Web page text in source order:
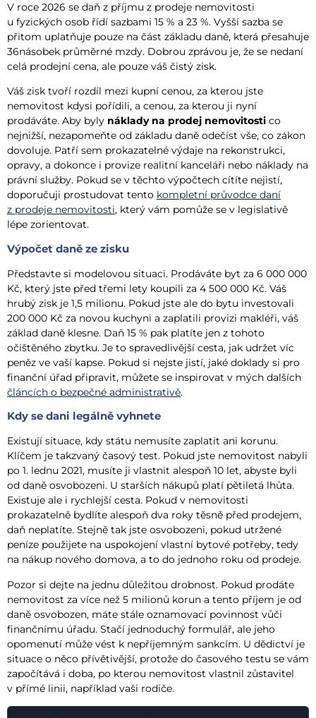
V roce 2026 se daň z příjmu z prodeje nemovitosti
u fyzických osob řídí sazbami 15 % a 23 %. Vyšší sazba se
přitom uplatňuje pouze na část základu daně, která přesahuje
36násobek průměrné mzdy. Dobrou zprávou je, že se nedaní
celá prodejní cena, ale pouze váš čistý zisk.
Váš zisk tvoří rozdíl mezi kupní cenou, za kterou jste
nemovitost kdysi pořídili, a cenou, za kterou ji nyní
prodáváte. Aby byly náklady na prodej nemovitosti co
nejnižší, nezapomeňte od základu daně odečíst vše, co zákon
dovoluje. Patří sem prokazatelné výdaje na rekonstrukci,
opravy, a dokonce i provize realitní kanceláři nebo náklady na
právní služby. Pokud se v těchto výpočtech cítíte nejistí,
doporučuji prostudovat tento kompletní průvodce daní
z prodeje nemovitosti, který vám pomůže se v legislativě
lépe zorientovat.
Výpočet daně ze zisku
Představte si modelovou situaci. Prodáváte byt za 6 000 000
Kč, který jste před třemi lety koupili za 4 500 000 Kč. Váš
hrubý zisk je 1,5 milionu. Pokud jste ale do bytu investovali
200 000 Kč za novou kuchyni a zaplatili provizi makléři, váš
základ daně klesne. Daň 15 % pak platíte jen z tohoto
očištěného zbytku. Je to spravedlivější cesta, jak udržet víc
peněz ve vaší kapse. Pokud si nejste jistí, jaké doklady si pro
finanční úřad připravit, můžete se inspirovat v mých dalších
článcích o bezpečné administrativě.
Kdy se dani legálně vyhnete
Existují situace, kdy státu nemusíte zaplatit ani korunu.
Klíčem je takzvaný časový test. Pokud jste nemovitost nabyli
po 1. lednu 2021, musíte ji vlastnit alespoň 10 let, abyste byli
od daně osvobozeni. U starších nákupů platí pětiletá lhůta.
Existuje ale i rychlejší cesta. Pokud v nemovitosti
prokazatelně bydlíte alespoň dva roky těsně před prodejem,
daň neplatíte. Stejně tak jste osvobozeni, pokud utržené
peníze použijete na uspokojení vlastní bytové potřeby, tedy
na nákup nového domova, a to do jednoho roku od prodeje.
Pozor si dejte na jednu důležitou drobnost. Pokud prodáte
nemovitost za více než 5 milionů korun a tento příjem je od
daně osvobozen, máte stále oznamovací povinnost vůči
finančnímu úřadu. Stačí jednoduchý formulář, ale jeho
opomenutí může vést k nepříjemným sankcím. U dědictví je
situace o něco přívětivější, protože do časového testu se vám
započítává i doba, po kterou nemovitost vlastnil zůstavitel
v přímé linii, například vaši rodiče.